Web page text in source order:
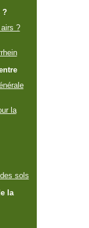
?
?
la
sols
la